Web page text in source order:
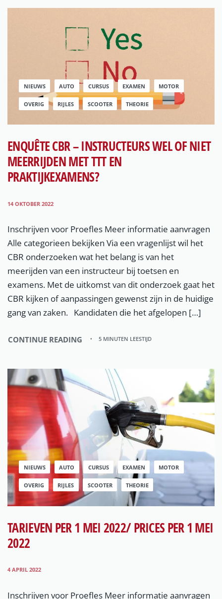
NIEUWS AUTO CURSUS EXAMEN MOTOR
OVERIG RIJLES SCOOTER THEORIE
ENQUÊTE CBR – INSTRUCTEURS WEL OF NIET
MEERRIJDEN MET TTT EN
PRAKTIJKEXAMENS?
14 OKTOBER 2022
Inschrijven voor Proefles Meer informatie aanvragen
Alle categorieen bekijken Via een vragenlijst wil het
CBR onderzoeken wat het belang is van het
meerijden van een instructeur bij toetsen en
examens. Met de uitkomst van dit onderzoek gaat het
CBR kijken of aanpassingen gewenst zijn in de huidige
gang van zaken. Kandidaten die het afgelopen […]
CONTINUE READING 5 MINUTEN LEESTIJD
NIEUWS AUTO CURSUS EXAMEN MOTOR
OVERIG RIJLES SCOOTER THEORIE
TARIEVEN PER 1 MEI 2022/ PRICES PER 1 MEI
2022
4 APRIL 2022
Inschrijven voor Proefles Meer informatie aanvragen